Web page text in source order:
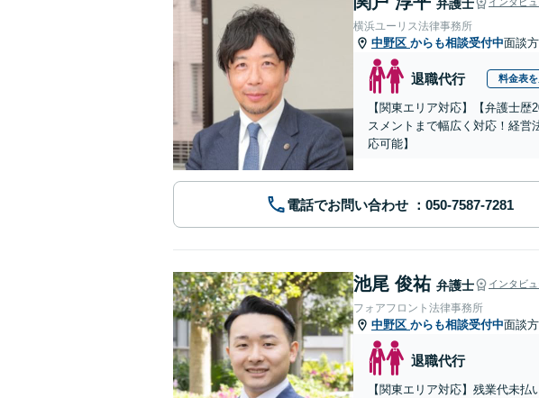
弁護士
横浜ユーリス法律事務所
中野区 からも相談受付中面談
退職代行 料金表
【関東エリア対応】【弁護士
スメントまで幅広く対応！経営
応可能】
電話でお問い合わせ
池尾 俊祐 弁護士 インタビ
フォアフロント法律事務所
中野区 からも相談受付中面談
退職代行
【関東エリア対応】残業代未